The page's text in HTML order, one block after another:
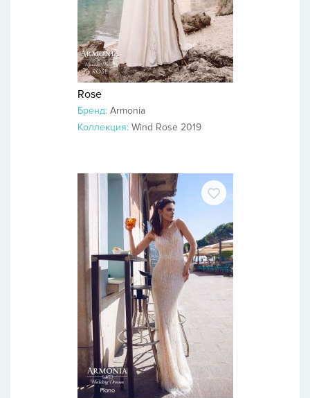
Rose
Бренд: Armonia
Коллекция: Wind Rose 2019